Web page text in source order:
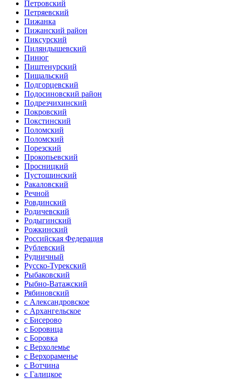
Петровский
Петряевский
Пижанка
Пижанский район
Пиксурский
Пиляндышевский
Пинюг
Пиштенурский
Пищальский
Подгорцевский
Подосиновский район
Подрезчихинский
Покровский
Покстинский
Поломский
Поломский
Порезский
Прокопьевский
Просницкий
Пустошинский
Ракаловский
Речной
Ровдинский
Родичевский
Родыгинский
Рожкинский
Российская Федерация
Рублевский
Рудничный
Русско-Турекский
Рыбаковский
Рыбно-Ватажский
Рябиновский
с Александровское
с Архангельское
с Бисерово
с Боровица
с Боровка
с Верхолемье
с Верхораменье
с Вотчина
с Галицкое